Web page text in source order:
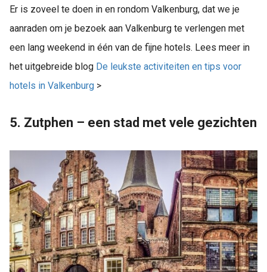
Er is zoveel te doen in en rondom Valkenburg, dat we je
aanraden om je bezoek aan Valkenburg te verlengen met
een lang weekend in één van de fijne hotels. Lees meer in
het uitgebreide blog De leukste activiteiten en tips voor
hotels in Valkenburg >
5. Zutphen – een stad met vele gezichten